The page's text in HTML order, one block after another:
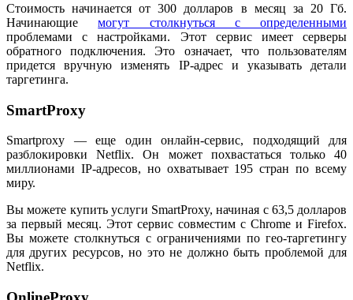
Стоимость начинается от 300 долларов в месяц за 20 Гб.
Начинающиемогут столкнуться с определенными
проблемами с настройками. Этот сервис имеет серверы
обратного подключения. Это означает, что пользователям
придется вручную изменять IP-адрес и указывать детали
таргетинга.
SmartProxy
Smartproxy — еще один онлайн-сервис, подходящий для
разблокировки Netflix. Он может похвастаться только 40
миллионами IP-адресов, но охватывает 195 стран по всему
миру.
Вы можете купить услуги SmartProxy, начиная с 63,5 долларов
за первый месяц. Этот сервис совместим с Chrome и Firefox.
Вы можете столкнуться с ограничениями по гео-таргетингу
для других ресурсов, но это не должно быть проблемой для
Netflix.